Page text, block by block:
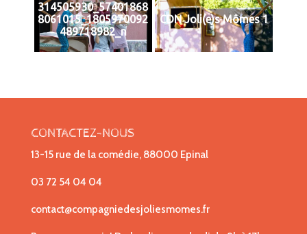
314505930_57401868
8061015_1805970092
489718982_n
CDN Joli(e)s Mômes 1
CONTACTEZ-NOUS
13-15 rue de la comédie, 88000 Epinal
03 72 54 04 04
contact@compagniedesjoliesmomes.fr